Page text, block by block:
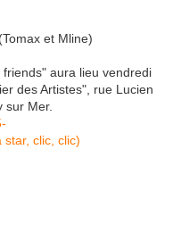
et Mline)
aura lieu vendredi
des Artistes", rue Lucien
sur Mer.
star, clic, clic)